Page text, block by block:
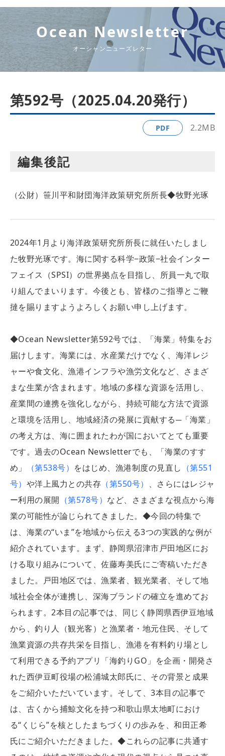
Ocean Newsletter
オーシャンニューズレター
第592号（2025.04.20発行）
PDF 2.2MB
編集後記
（公財）笹川平和財団海洋政策研究所所長◆牧野光琢
2024年1月より海洋政策研究所所長に就任いたしまし
た牧野光琢です。海に関する科学−政策−社会インター
フェイス（SPSI）の世界拠点を目指し、所員一丸で取
り組んでまいります。今後とも、皆様のご指導とご鞭
撻を賜りますようよろしくお願い申し上げます。
◆Ocean Newsletter第592号では、「海業」特集をお
届けします。海業には、水産業だけでなく、海洋レジ
ャーや食文化、漁港インフラや漁労文化など、さまざ
まな生業が含まれます。地域の多様な資源を活用し、
産業間の連携を強化しながら、持続可能な方法で資源
と環境を活用し、地域経済の発展に貢献する─「海業」
の考え方は、海に囲まれたわが国においてとても重要
です。過去のOcean Newsletterでも、「海業のすす
め」
（第538号） をはじめ、漁港制度の見直し （第551
号） や洋上風力との共存 （第550号） 、さらにはレジャ
ー利用の展開 （第578号） など、さまざまな視点から海
業の可能性が論じられてきました。◆今回の特集で
は、海業の“いま”を地域から伝える3つの実践的な例が
紹介されています。まず、静岡県沼津市戸田地区にお
ける取り組みについて、佐藤寿美氏にご寄稿いただき
ました。戸田地区では、漁業者、観光業者、そして地
域社会全体が連携し、深海ブランドの確立を進めてお
られます。2本目の記事では、同じく静岡県西伊豆地域
から、釣り人（観光客）と漁業者・地元住民、そして
漁業資源の共存共栄を目指し、漁港を有料釣り場とし
て利用できる予約アプリ「海釣りGO」を企画・開発さ
れた西伊豆町役場の松浦城太郎氏に、その背景と成果
をご紹介いただいています。そして、3本目の記事で
は、古くから捕鯨文化を持つ和歌山県太地町におけ
る“くじら”を核としたまちづくりの歩みを、和田正希
氏にご紹介いただきました。◆これらの記事に共通す